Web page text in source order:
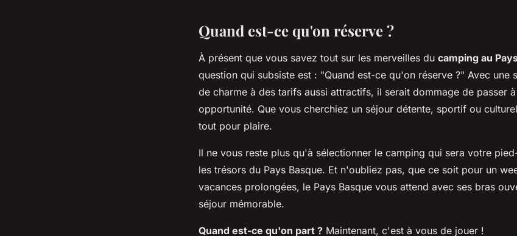
Quand est-ce qu'on réserve ?
À présent que vous savez tout sur les merveilles du camping au
question qui subsiste est : "Quand est-ce qu'on réserve ?" Avec une
de charme à des tarifs aussi attractifs, il serait dommage de passer
opportunité. Que vous cherchiez un séjour détente, sportif ou
tout pour plaire.
Il ne vous reste plus qu'à sélectionner le camping qui sera votre
les trésors du Pays Basque. Et n'oubliez pas, que ce soit pour un
vacances prolongées, le Pays Basque vous attend avec ses bras
séjour mémorable.
Quand est-ce qu'on part ? Maintenant, c'est à vous de jouer !